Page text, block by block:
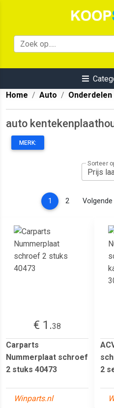
Home
Auto Onderdelen
auto
MERK:
Sorteer
1 (current)
2
€ 1.38
Carparts
Nummerplaat schroef
2 stuks 40473
Winparts.nl
2